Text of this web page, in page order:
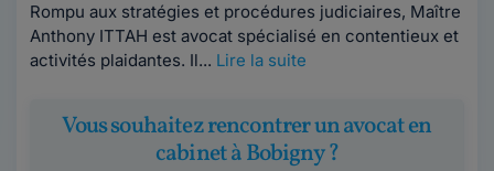
Rompu aux stratégies et procédures judiciaires, Maître
Anthony ITTAH est avocat spécialisé en contentieux et
activités plaidantes. Il... Lire la suite
Vous souhaitez rencontrer un avocat en
cabinet à Bobigny ?